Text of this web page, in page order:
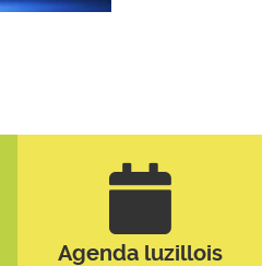
Agenda luzillois